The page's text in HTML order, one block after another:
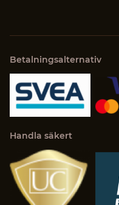
Betalningsalternativ
Handla säkert